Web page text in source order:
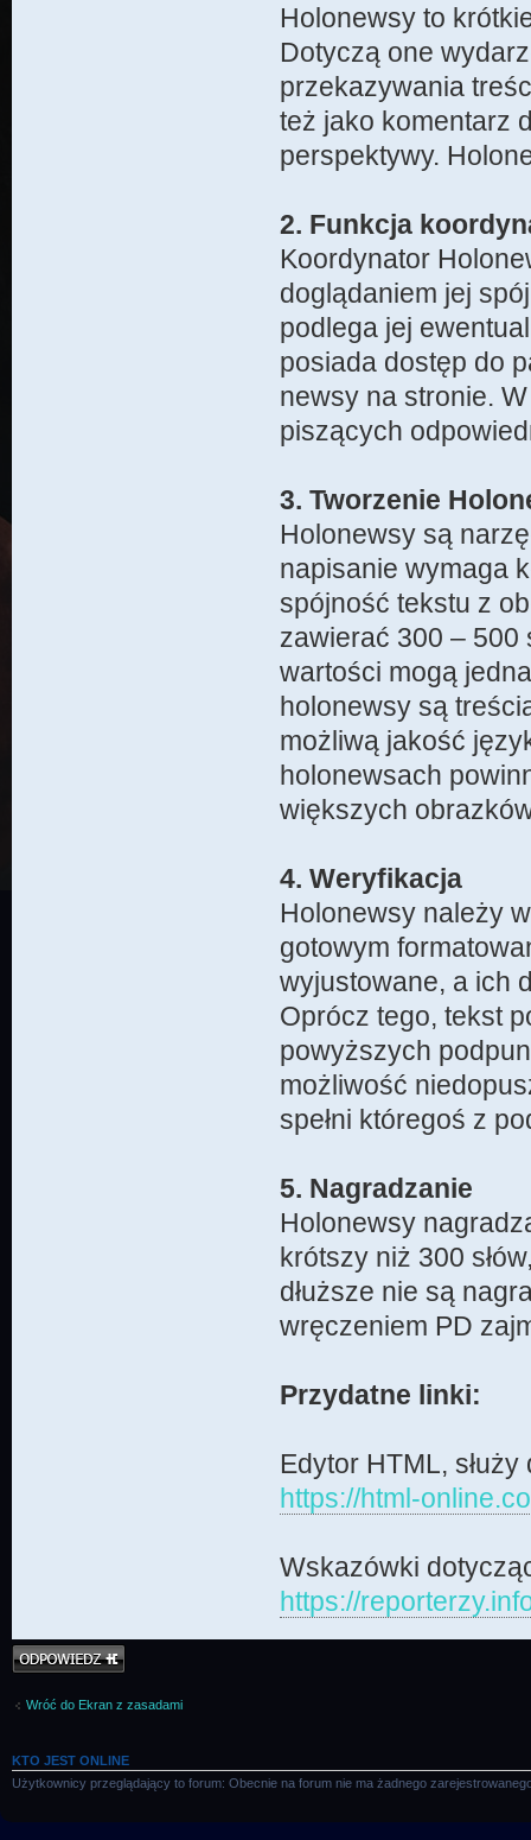
Holonewsy to
Dotyczą one
przekazywania
też jako komentarz
perspektywy.
2. Funkcja
Koordynator
doglądaniem jej
podlega jej
posiada dostęp do
newsy na stronie.
piszących
3. Tworzenie
Holonewsy są
napisanie wymaga
spójność tekstu z
zawierać 300 – 500
wartości mogą
holonewsy są
możliwą jakość
holonewsach
większych
4. Weryfikacja
Holonewsy należy
gotowym
wyjustowane, a ich
Oprócz tego, tekst
powyższych
możliwość
spełni któregoś z
5. Nagradzanie
Holonewsy
krótszy niż 300
dłuższe nie są
wręczeniem PD
Przydatne linki:
Edytor HTML,
https://html-
Wskazówki
https://
Odpowiedz
Wróć do Ekran z zasadami
KTO JEST ONLINE
Użytkownicy przeglądający to forum: Obecnie na forum nie ma żadnego